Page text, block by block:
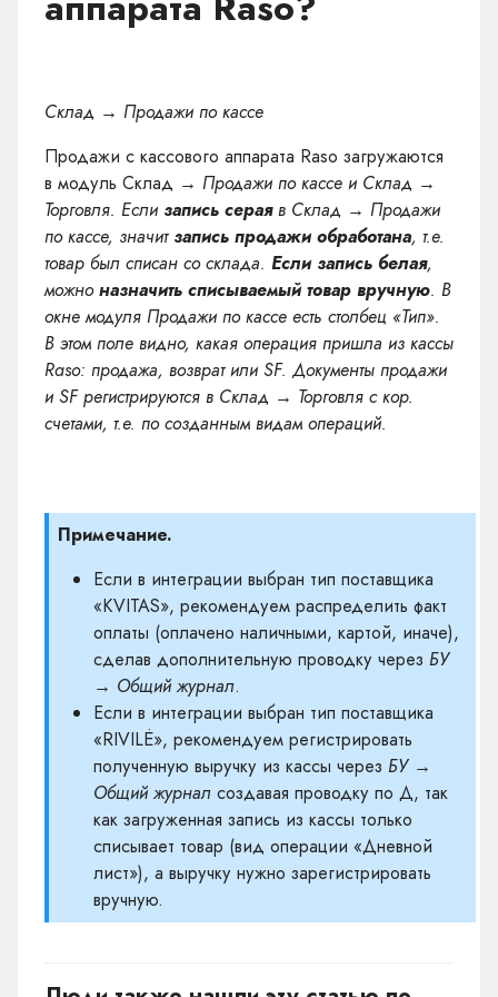
Склад → Продажи по кассе
Продажи с кассового аппарата Raso загружаются
в модуль Склад → Продажи по кассе и Склад →
Торговля. Если запись сераяв Склад → Продажи
по кассе, значит запись продажи обработана, т.е.
товар был списан со склада. Если запись белая,
можноназначить списываемый товар вручную. В
окне модуля Продажи по кассе есть столбец «Тип».
В этом поле видно, какая операция пришла из кассы
Raso: продажа, возврат или SF. Документы продажи
и SF регистрируются в Склад → Торговля с кор.
счетами, т.е. по созданным видам операций.
Примечание.
Если в интеграции выбран тип поставщика
«KVITAS», рекомендуем распределить факт
оплаты (оплачено наличными, картой, иначе),
сделав дополнительную проводку через БУ
→ Общий журнал.
Если в интеграции выбран тип поставщика
«RIVILĖ», рекомендуем регистрировать
полученную выручку из кассы через БУ →
Общий журнал создавая проводку по Д, так
как загруженная запись из кассы только
списывает товар (вид операции «Дневной
лист»), а выручку нужно зарегистрировать
вручную.